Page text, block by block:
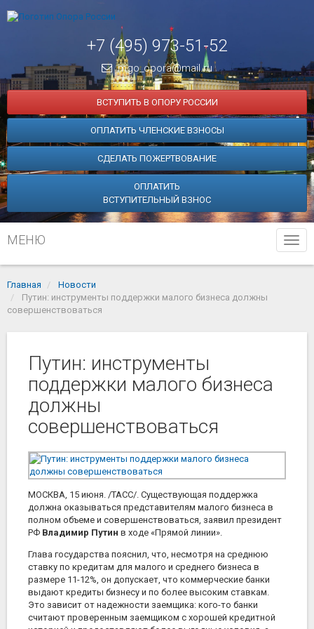
+7 (495) 973-51-52
mgo_opora@mail.ru
ВСТУПИТЬ В ОПОРУ РОССИИ
ОПЛАТИТЬ ЧЛЕНСКИЕ ВЗНОСЫ
СДЕЛАТЬ ПОЖЕРТВОВАНИЕ
ОПЛАТИТЬ
ВСТУПИТЕЛЬНЫЙ ВЗНОС
МЕНЮ
Главная
Новости
Путин: инструменты поддержки малого бизнеса должны
совершенствоваться
Путин: инструменты
поддержки малого бизнеса
должны
совершенствоваться
МОСКВА, 15 июня. /ТАСС/. Существующая поддержка
должна оказываться представителям малого бизнеса в
полном объеме и совершенствоваться, заявил президент
РФ Владимир Путин в ходе «Прямой линии».
Глава государства пояснил, что, несмотря на среднюю
ставку по кредитам для малого и среднего бизнеса в
размере 11-12%, он допускает, что коммерческие банки
выдают кредиты бизнесу и по более высоким ставкам.
Это зависит от надежности заемщика: кого-то банки
считают проверенным заемщиком с хорошей кредитной